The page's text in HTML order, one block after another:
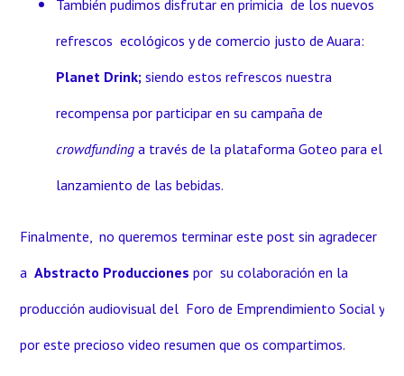
También pudimos disfrutar en primicia de los nuevos
refrescos ecológicos y de comercio justo de Auara:
Planet Drink; siendo estos refrescos nuestra
recompensa por participar en su campaña de
crowdfundinga través de la plataforma Goteo para el
lanzamiento de las bebidas.
Finalmente, no queremos terminar este post sin agradecer
a Abstracto Producciones por su colaboración en la
producción audiovisual del Foro de Emprendimiento Social y
por este precioso video resumen que os compartimos.